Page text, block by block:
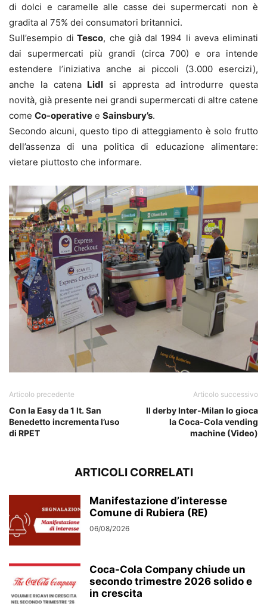
di dolci e caramelle alle casse dei supermercati non è
gradita al 75% dei consumatori britannici.
Sull’esempio di Tesco, che già dal 1994 li aveva eliminati
dai supermercati più grandi (circa 700) e ora intende
estendere l’iniziativa anche ai piccoli (3.000 esercizi),
anche la catena Lidl si appresta ad introdurre questa
novità, già presente nei grandi supermercati di altre catene
come Co-operative e Sainsbury’s.
Secondo alcuni, questo tipo di atteggiamento è solo frutto
dell’assenza di una politica di educazione alimentare:
vietare piuttosto che informare.
Articolo precedente
Con la Easy da 1 lt. San
Benedetto incrementa l’uso
di RPET
Articolo successivo
Il derby Inter-Milan lo gioca
la Coca-Cola vending
machine (Video)
ARTICOLI CORRELATI
Manifestazione d’interesse
Comune di Rubiera (RE)
06/08/2026
Coca-Cola Company chiude un
secondo trimestre 2026 solido e
in crescita